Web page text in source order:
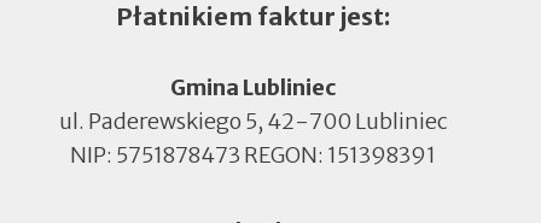
Płatnikiem faktur jest:
Gmina Lubliniec
ul. Paderewskiego 5, 42-700 Lubliniec
NIP: 5751878473 REGON: 151398391